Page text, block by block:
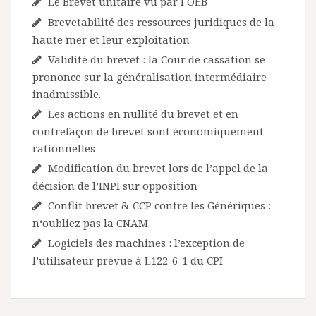
Brevetabilité des ressources juridiques de la
haute mer et leur exploitation
Validité du brevet : la Cour de cassation se
prononce sur la généralisation intermédiaire
inadmissible.
Les actions en nullité du brevet et en
contrefaçon de brevet sont économiquement
rationnelles
Modification du brevet lors de l’appel de la
décision de l’INPI sur opposition
Conflit brevet & CCP contre les Génériques :
n‘oubliez pas la CNAM
Logiciels des machines : l’exception de
l’utilisateur prévue à L122-6-1 du CPI